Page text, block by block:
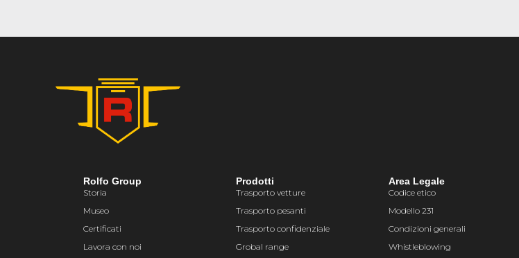
Rolfo Group
Storia
Museo
Certificati
Lavora con noi
Prodotti
Trasporto vetture
Trasporto pesanti
Trasporto confidenziale
Grobal range
Area Legale
Codice etico
Modello 231
Condizioni generali
Whistleblowing